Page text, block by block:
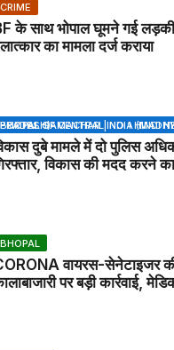
CRIME
के साथ भोपाल घूमने गई
का मामला दर्ज कराया
BHOPAL SAMACHAR | NO 1 HINDI NEWS PORTAL OF CENTRAL INDIA (MADHYA PRADESH)
दुबे मामले में दो पुलिस
विकास की मदद करने
BHOPAL
वायरस-सेनेटाइजर
पर बड़ी कार्रवाई,